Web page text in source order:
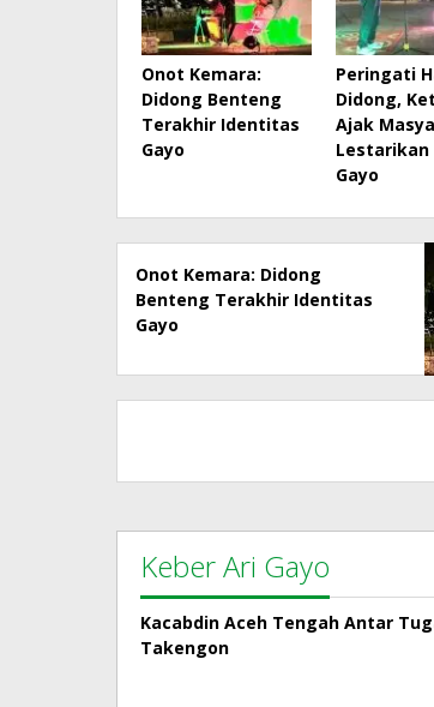
Onot Kemara:
Didong Benteng
Terakhir Identitas
Gayo
Peringati
Didong,
Ajak
Lestarikan
Gayo
Onot Kemara: Didong
Benteng Terakhir Identitas
Gayo
Keber Ari Gayo
Kacabdin Aceh Tengah Antar
Takengon